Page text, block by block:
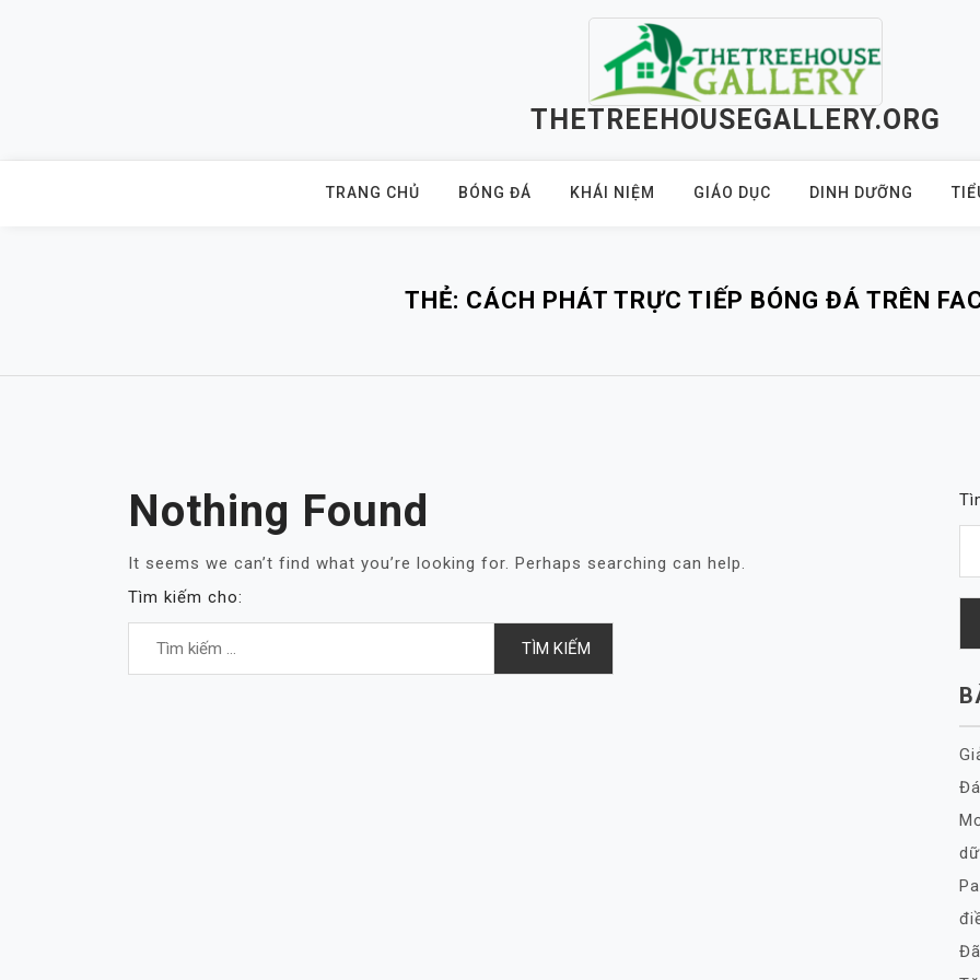
THETREEHOUSEGALLERY.ORG
TRANG CHỦ BÓNG ĐÁ KHÁI NIỆM GIÁO DỤC DINH DƯỠNG
THẺ: CÁCH PHÁT TRỰC TIẾP BÓNG ĐÁ TRÊN
Nothing Found
It seems we can’t find what you’re looking for. Perhaps searching can help.
Tìm kiếm cho: